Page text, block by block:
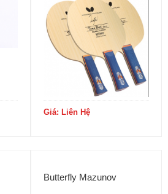
Giá: Liên Hệ
Butterfly Mazunov